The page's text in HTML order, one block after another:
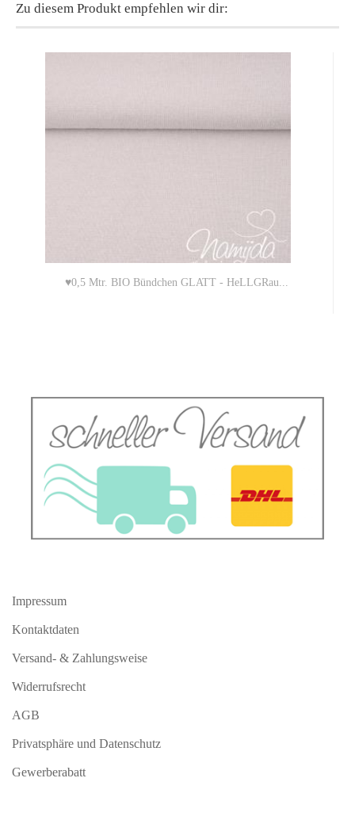
Zu diesem Produkt empfehlen wir dir:
♥0,5 Mtr. BIO Bündchen GLATT - HeLLGRau...
Impressum
Kontaktdaten
Versand- & Zahlungsweise
Widerrufsrecht
AGB
Privatsphäre und Datenschutz
Gewerberabatt